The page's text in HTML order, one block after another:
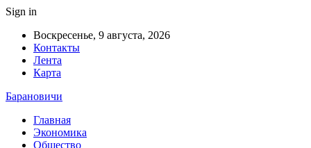
Sign in
Воскресенье, 9 августа, 2026
Контакты
Лента
Карта
Барановичи
Главная
Экономика
Общество